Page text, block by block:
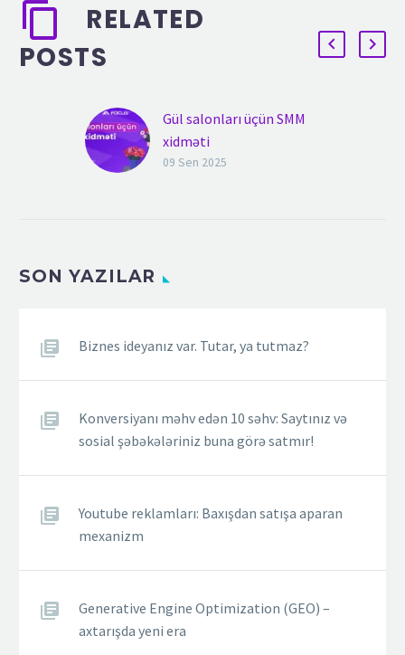
RELATED
POSTS
Gül salonları üçün SMM
xidməti
Müasir dövrdə bizneslərin
vizual gözəllik üzərində
09 Sen 2025
SON YAZILAR
Biznes ideyanız var. Tutar, ya tutmaz?
Konversiyanı məhv edən 10 səhv: Saytınız və
sosial şəbəkələriniz buna görə satmır!
Youtube reklamları: Baxışdan satışa aparan
mexanizm
Generative Engine Optimization (GEO) –
axtarışda yeni era